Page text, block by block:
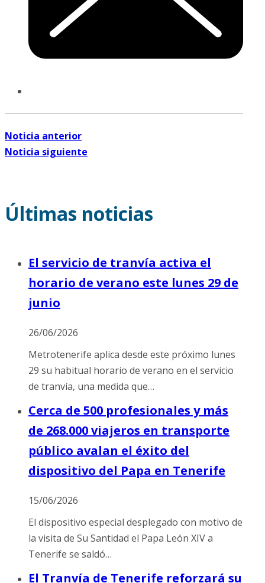
Noticia anterior
Noticia siguiente
Últimas noticias
El servicio de tranvía activa el
horario de verano este lunes 29 de
junio
26/06/2026
Metrotenerife aplica desde este próximo lunes
29 su habitual horario de verano en el servicio
de tranvía, una medida que…
Cerca de 500 profesionales y más
de 268.000 viajeros en transporte
público avalan el éxito del
dispositivo del Papa en Tenerife
15/06/2026
El dispositivo especial desplegado con motivo de
la visita de Su Santidad el Papa León XIV a
Tenerife se saldó…
El Tranvía de Tenerife reforzará su